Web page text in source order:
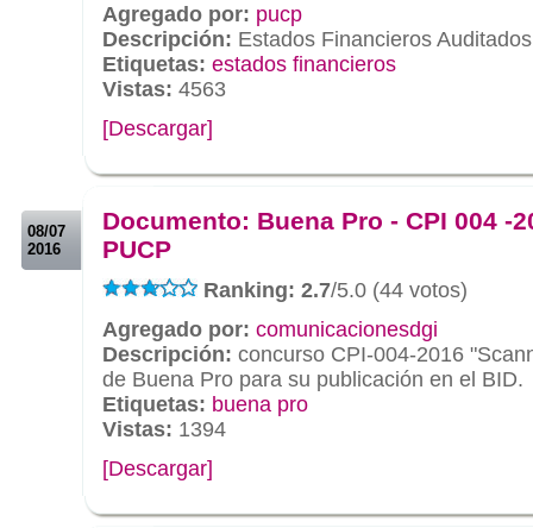
Agregado por: pucp
Descripción: Estados Financieros
Etiquetas: estados financieros
Vistas: 4563
[Descargar]
08/07
2016
Documento: Buena Pro - CPI 004 -
PUCP
Ranking: 2.7/5.0 (44 votos)
Agregado por: comunicacionesdgi
Descripción: concurso CPI-004-2016
de Buena Pro para su publicación en el BID.
Etiquetas: buena pro
Vistas: 1394
[Descargar]